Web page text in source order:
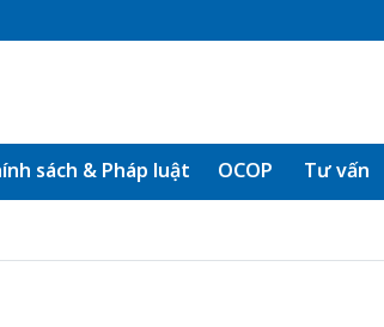
sách & Pháp luật OCOP Tư vấn